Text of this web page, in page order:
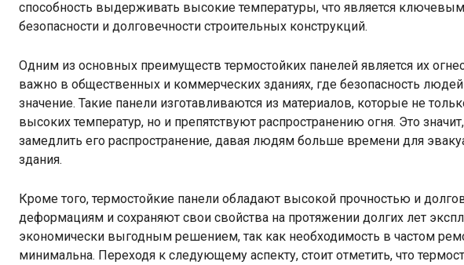
способность выдерживать высокие температуры, что является
безопасности и долговечности строительных конструкций.
Одним из основных преимуществ термостойких панелей является их
важно в общественных и коммерческих зданиях, где безопасность
значение. Такие панели изготавливаются из материалов, которые не
высоких температур, но и препятствуют распространению огня. Это
замедлить его распространение, давая людям больше времени для
здания.
Кроме того, термостойкие панели обладают высокой прочностью и
деформациям и сохраняют свои свойства на протяжении долгих лет
экономически выгодным решением, так как необходимость в частом
минимальна. Переходя к следующему аспекту, стоит отметить, что